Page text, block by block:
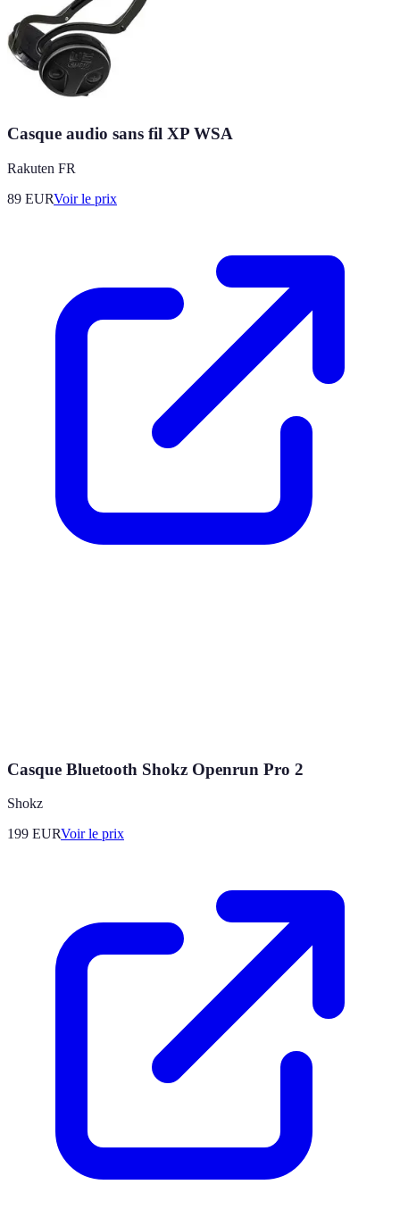
Casque audio sans fil XP WSA
Rakuten FR
89 EURVoir le prix
Casque Bluetooth Shokz Openrun Pro 2
Shokz
199 EURVoir le prix